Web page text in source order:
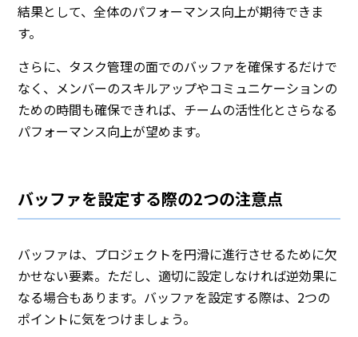
結果として、全体のパフォーマンス向上が期待できま
す。
さらに、タスク管理の面でのバッファを確保するだけで
なく、メンバーのスキルアップやコミュニケーションの
ための時間も確保できれば、チームの活性化とさらなる
パフォーマンス向上が望めます。
バッファを設定する際の2つの注意点
バッファは、プロジェクトを円滑に進行させるために欠
かせない要素。ただし、適切に設定しなければ逆効果に
なる場合もあります。バッファを設定する際は、2つの
ポイントに気をつけましょう。